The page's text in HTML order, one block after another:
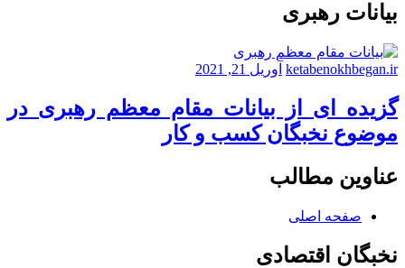
می
دارد
بیانات رهبری
ketabenokhbegan.ir آوریل 21, 2021
گزیده ای از بیانات مقام معظم رهبری در
موضوع نخبگان کسب و کار
عناوین مطالب
صفحه اصلی
نخبگان اقتصادی